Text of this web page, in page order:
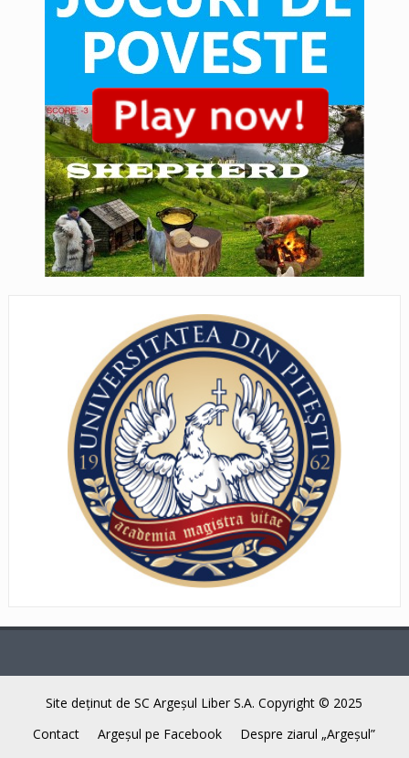
Site deţinut de SC Argeşul Liber S.A. Copyright © 2025
Contact
Argeşul pe Facebook Despre ziarul „Argeşul”